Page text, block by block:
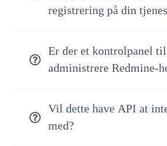
registrering på din
Er der et kontrolpanel
administrere Redmine-
Vil dette have API at
med?